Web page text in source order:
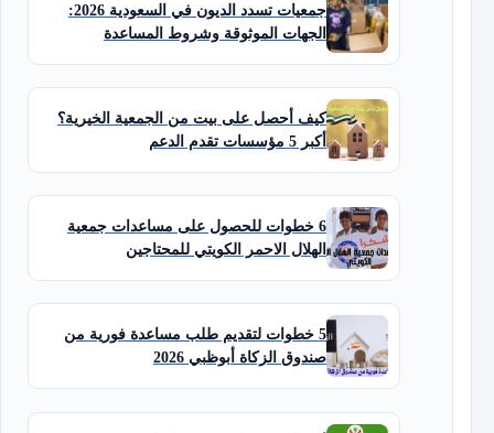
جمعيات تسدد الديون في السعودية 2026:
الجهات الموثوقة وشروط المساعدة
كيف أحصل على بيت من الجمعية الخيرية؟
أكبر 5 مؤسسات تقدم الدعم
6 خطوات للحصول على مساعدات جمعية
الهلال الاحمر الكويتي للمحتاجين
5 خطوات لتقديم طلب مساعدة فورية من
صندوق الزكاة أبوظبي 2026